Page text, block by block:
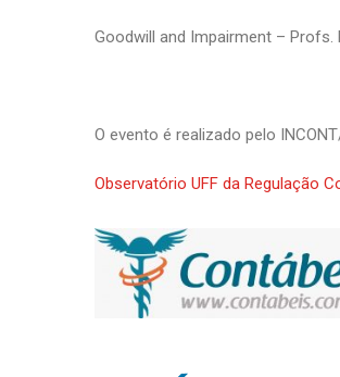
Goodwill and Impairment – Profs.
O evento é realizado pelo
Observatório UFF da Regulação